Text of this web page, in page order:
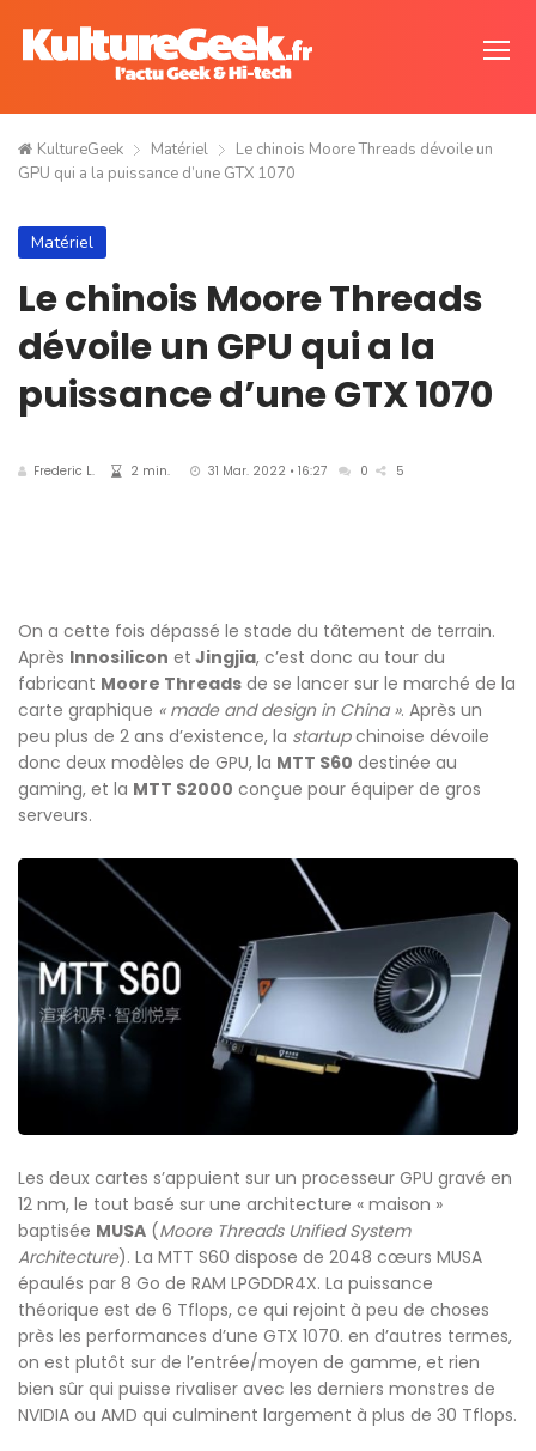
KultureGeek Matériel
Le chinois Moore Threads dévoile un
GPU qui a la puissance d’une GTX 1070
Matériel
Le chinois Moore Threads
dévoile un GPU qui a la
puissance d’une GTX 1070
Frederic L. 2 min. 31 Mar. 2022 • 16:27 0 5
On a cette fois dépassé le stade du tâtement de terrain.
Après Innosilicon et Jingjia, c’est donc au tour du
fabricant Moore Threads de se lancer sur le marché de la
carte graphique « made and design in China ». Après un
peu plus de 2 ans d’existence, la startupchinoise dévoile
donc deux modèles de GPU, la MTT S60 destinée au
gaming, et la MTT S2000 conçue pour équiper de gros
serveurs.
Les deux cartes s’appuient sur un processeur GPU gravé en
12 nm, le tout basé sur une architecture « maison »
baptisée MUSA (Moore Threads Unified System
Architecture). La MTT S60 dispose de 2048 cœurs MUSA
épaulés par 8 Go de RAM LPGDDR4X. La puissance
théorique est de 6 Tflops, ce qui rejoint à peu de choses
près les performances d’une GTX 1070. en d’autres termes,
on est plutôt sur de l’entrée/moyen de gamme, et rien
bien sûr qui puisse rivaliser avec les derniers monstres de
NVIDIA ou AMD qui culminent largement à plus de 30 Tflops.